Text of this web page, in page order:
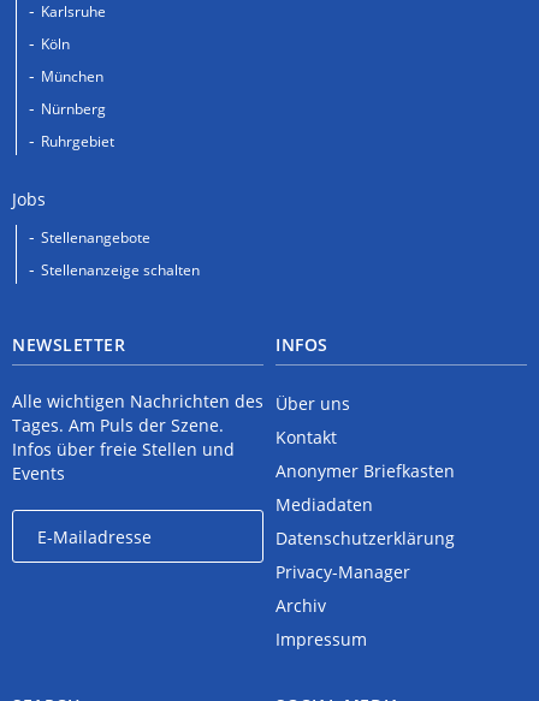
Karlsruhe
Köln
München
Nürnberg
Ruhrgebiet
Jobs
Stellenangebote
Stellenanzeige schalten
NEWSLETTER
Alle wichtigen Nachrichten des
Tages. Am Puls der Szene.
Infos über freie Stellen und
Events
INFOS
Über uns
Kontakt
Anonymer Briefkasten
Mediadaten
Datenschutzerklärung
Privacy-Manager
Archiv
Impressum